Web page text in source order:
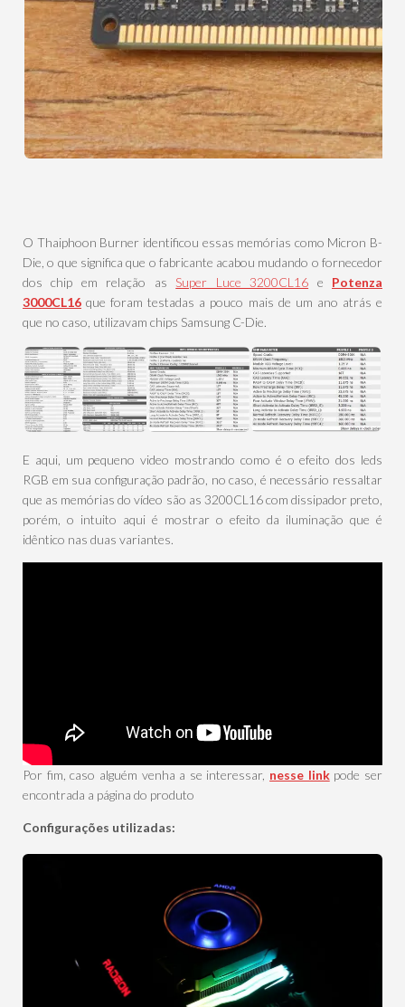
O Thaiphoon Burner identificou essas memórias como Micron B-
Die, o que significa que o fabricante acabou mudando o fornecedor
dos chip em relação as Super Luce 3200CL16 e Potenza
3000CL16 que foram testadas a pouco mais de um ano atrás e
que no caso, utilizavam chips Samsung C-Die.
E aqui, um pequeno video mostrando como é o efeito dos leds
RGB em sua configuração padrão, no caso, é necessário ressaltar
que as memórias do vídeo são as 3200CL16 com dissipador preto,
porém, o intuito aqui é mostrar o efeito da iluminação que é
idêntico nas duas variantes.
Por fim, caso alguém venha a se interessar, nesse linkpode ser
encontrada a página do produto
Configurações utilizadas: